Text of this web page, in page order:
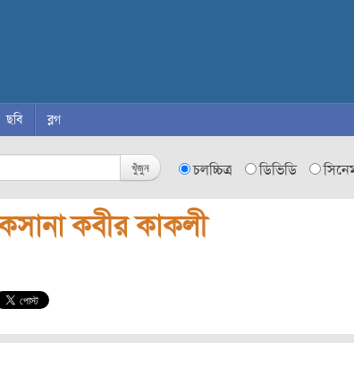
ছবি ব্লগ
খুঁজুন চলচ্চিত্র ডিভিডি
কবীর কাকলী